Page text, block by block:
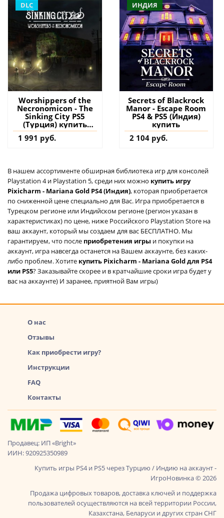
DLC
Worshippers of the
Necronomicon - The
Sinking City PS5
(Турция) купить
дополнение на
аккаунт
1 991 руб.
ИНДИЯ
Secrets of Blackrock
Manor - Escape Room
PS4 & PS5 (Индия)
купить
2 104 руб.
В нашем ассортименте обширная библиотека игр для консолей
Playstation 4 и Playstation 5, среди них можно купить игру
Pixicharm - Mariana Gold PS4 (Индия), которая приобретается
по сниженной цене специально для Вас. Игра приобретается в
Турецком регионе или Индийском регионе (регион указан в
характеристиках) по цене, ниже Российского Playstation Store на
ваш аккаунт, который мы создаем для вас БЕСПЛАТНО. Мы
гарантируем, что после приобретения игры и покупки на
аккаунт, игра навсегда останется на Вашем аккаунте, без каких-
либо проблем. Хотите купить Pixicharm - Mariana Gold для PS4
или PS5? Заказывайте скорее и в кратчайшие сроки игра будет у
вас на аккаунте) И заранее, приятной Вам игры)
О нас
Отзывы
Как приобрести игру?
Инструкции
FAQ
Контакты
Продавец: ИП «Bright»
ИИН: 920925350989
Купить игры PS4 и PS5 через Турцию / Индию на аккаунт -
ИгроНовинка © 2026
Продажа цифровых товаров, доставка ключей и поддержка
пользователей осуществляются на всей территории России,
Казахстана, Беларуси и других стран СНГ